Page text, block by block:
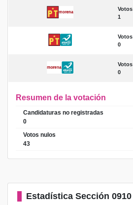
Votos
1
Votos
0
Votos
0
Resumen de la votación
Candidaturas no registradas
0
Votos nulos
43
Estadística Sección 0910